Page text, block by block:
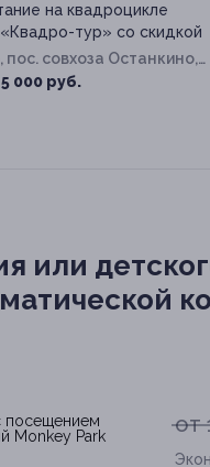
на квадроцикле
тур» со скидкой
пос. совхоза Останкино,
ул, д. 26а
000 руб.
или
от